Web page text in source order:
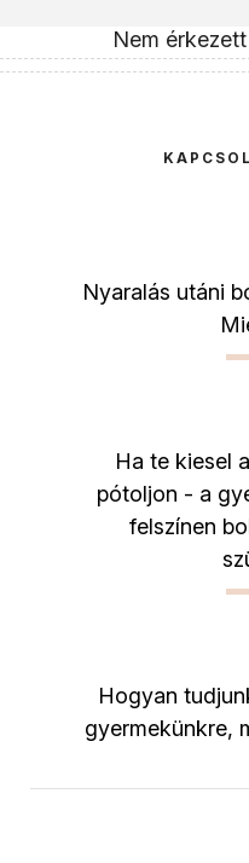
Nem
Nyaralás utáni
Ha te kiesel
pótoljon - a
felszínen
Hogyan
gyermekünkre,